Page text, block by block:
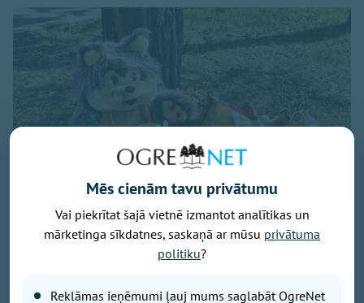
Mēs cienām tavu privātumu
Vai piekrītat šajā vietnē izmantot analītikas un
mārketinga sīkdatnes, saskaņā ar mūsu privātuma
politiku?
Reklāmas ieņēmumi ļauj mums saglabāt OgreNet